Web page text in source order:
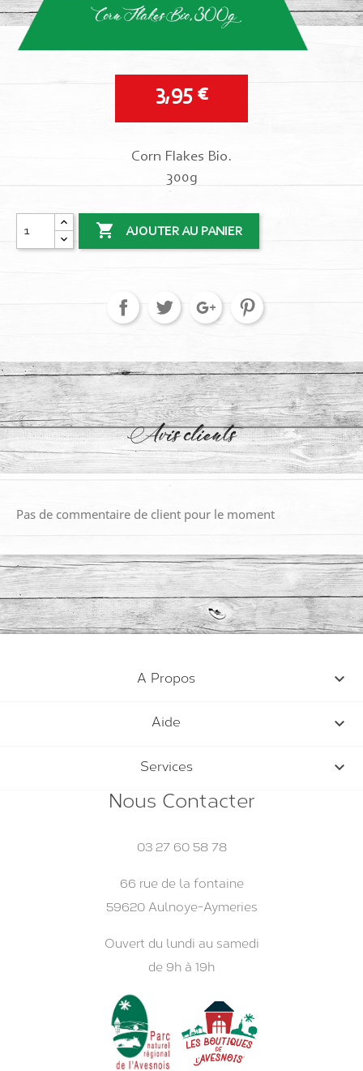
Corn Flakes Bio, 300g
3,95 €
Corn Flakes Bio.
300g
 AJOUTER AU PANIER
Avis clients
Pas de commentaire de client pour le moment
A Propos 
Aide 
Services 
Nous Contacter
03 27 60 58 78
66 rue de la fontaine
59620 Aulnoye-Aymeries
Ouvert du lundi au samedi
de 9h à 19h